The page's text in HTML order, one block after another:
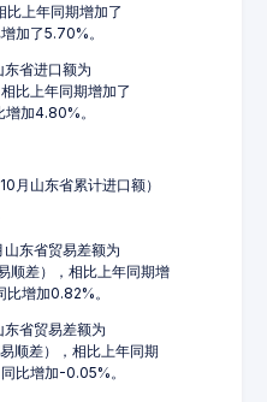
上年同期增加了
加了5.70%。
省进口额为
比上年同期增加了
加4.80%。
月山东省累计进口额）
东省贸易差额为
顺差），相比上年同期增
增加0.82%。
省贸易差额为
顺差），相比上年同期
比增加-0.05%。